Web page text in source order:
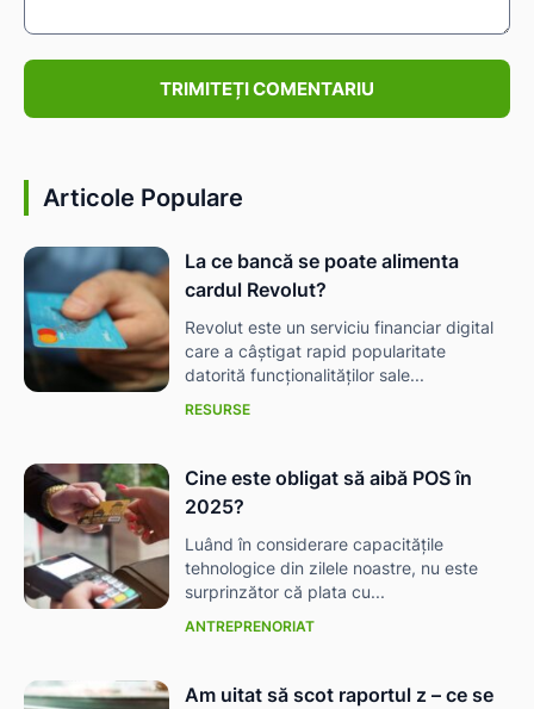
Articole Populare
La ce bancă se poate alimenta
cardul Revolut?
Revolut este un serviciu financiar digital
care a câștigat rapid popularitate
datorită funcționalităților sale...
RESURSE
Cine este obligat să aibă POS în
2025?
Luând în considerare capacitățile
tehnologice din zilele noastre, nu este
surprinzător că plata cu...
ANTREPRENORIAT
Am uitat să scot raportul z – ce se